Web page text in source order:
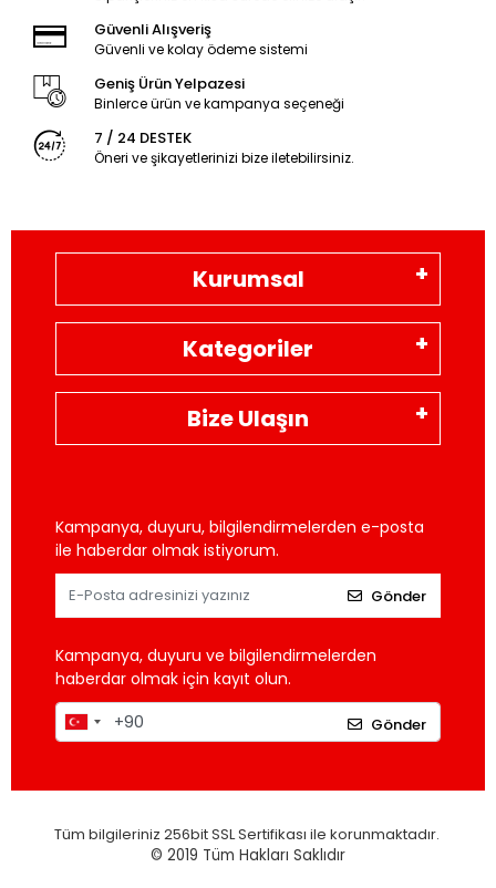
Güvenli Alışveriş
Güvenli ve kolay ödeme sistemi
Geniş Ürün Yelpazesi
Binlerce ürün ve kampanya seçeneği
7 / 24 DESTEK
Öneri ve şikayetlerinizi bize iletebilirsiniz.
Kurumsal
Kategoriler
Bize Ulaşın
Kampanya, duyuru, bilgilendirmelerden e-posta
ile haberdar olmak istiyorum.
Gönder
Kampanya, duyuru ve bilgilendirmelerden
haberdar olmak için kayıt olun.
Gönder
Tüm bilgileriniz 256bit SSL Sertifikası ile korunmaktadır.
© 2019 Tüm Hakları Saklıdır